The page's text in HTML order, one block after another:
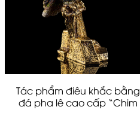
Tác phẩm điêu khắc bằng
đá pha lê cao cấp “Chim